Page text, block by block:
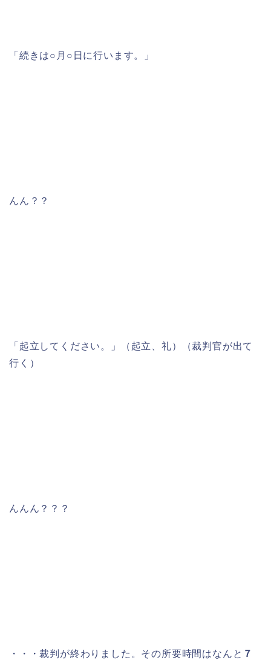
「続きは○月○日に行います。」
んん？？
「起立してください。」（起立、礼）（裁判官が出て
行く）
んんん？？？
・・・裁判が終わりました。その所要時間はなんと ７